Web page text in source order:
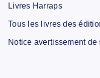
Livres Harraps
Tous les livres des
Notice avertissement de